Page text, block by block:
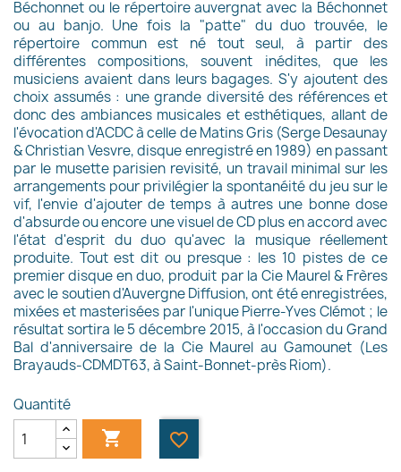
Béchonnet ou le répertoire auvergnat avec la Béchonnet
ou au banjo. Une fois la "patte" du duo trouvée, le
répertoire commun est né tout seul, à partir des
différentes compositions, souvent inédites, que les
musiciens avaient dans leurs bagages. S'y ajoutent des
choix assumés : une grande diversité des références et
donc des ambiances musicales et esthétiques, allant de
l'évocation d'ACDC à celle de Matins Gris (Serge Desaunay
& Christian Vesvre, disque enregistré en 1989) en passant
par le musette parisien revisité, un travail minimal sur les
arrangements pour privilégier la spontanéité du jeu sur le
vif, l'envie d'ajouter de temps à autres une bonne dose
d'absurde ou encore une visuel de CD plus en accord avec
l'état d'esprit du duo qu'avec la musique réellement
produite. Tout est dit ou presque : les 10 pistes de ce
premier disque en duo, produit par la Cie Maurel & Frères
avec le soutien d'Auvergne Diffusion, ont été enregistrées,
mixées et masterisées par l'unique Pierre-Yves Clémot ; le
résultat sortira le 5 décembre 2015, à l'occasion du Grand
Bal d'anniversaire de la Cie Maurel au Gamounet (Les
Brayauds-CDMDT63, à Saint-Bonnet-près Riom).
Quantité
 favorite_border